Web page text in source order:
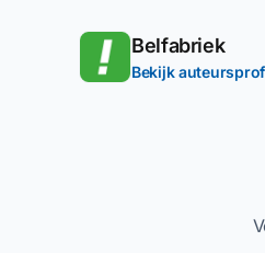
Belfabriek
Bekijk